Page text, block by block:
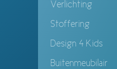
Verlichting
Stoffering
Design 4 Kids
Buitenmeubilair